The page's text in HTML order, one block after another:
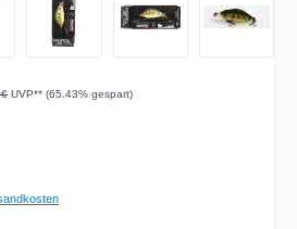
Preis:
UVP** (65.43% gespart)